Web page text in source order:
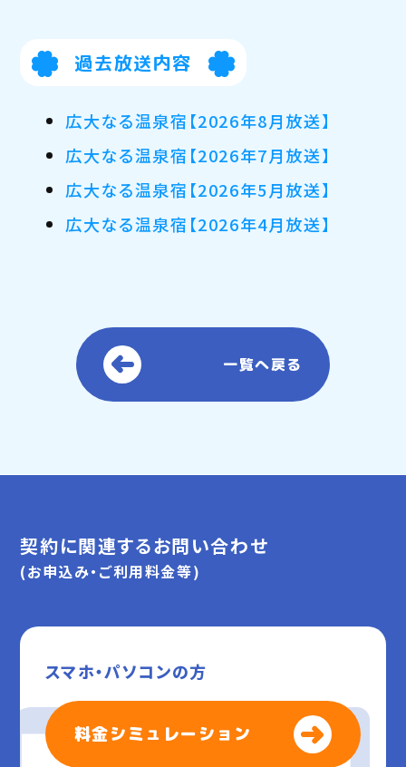
過去放送内容
広大なる温泉宿【2026年8月放送】
広大なる温泉宿【2026年7月放送】
広大なる温泉宿【2026年5月放送】
広大なる温泉宿【2026年4月放送】
一覧へ戻る
契約に関連するお問い合わせ
(お申込み・ご利用料金等)
スマホ・パソコンの方
料金シミュレーション